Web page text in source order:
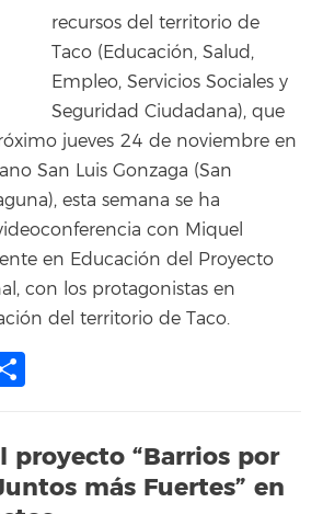
recursos del territorio de
Taco (Educación, Salud,
Empleo, Servicios Sociales y
Seguridad Ciudadana), que
jueves 24 de noviembre en
San Luis Gonzaga (San
esta semana se ha
con Miquel
en Educación del Proyecto
con los protagonistas en
del territorio de Taco.
proyecto “Barrios por
más Fuertes” en